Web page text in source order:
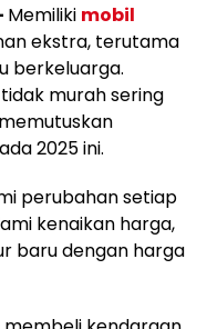
Memiliki mobil
ekstra, terutama
berkeluarga.
murah sering
2025 ini.
perubahan setiap
kenaikan harga,
baru dengan harga